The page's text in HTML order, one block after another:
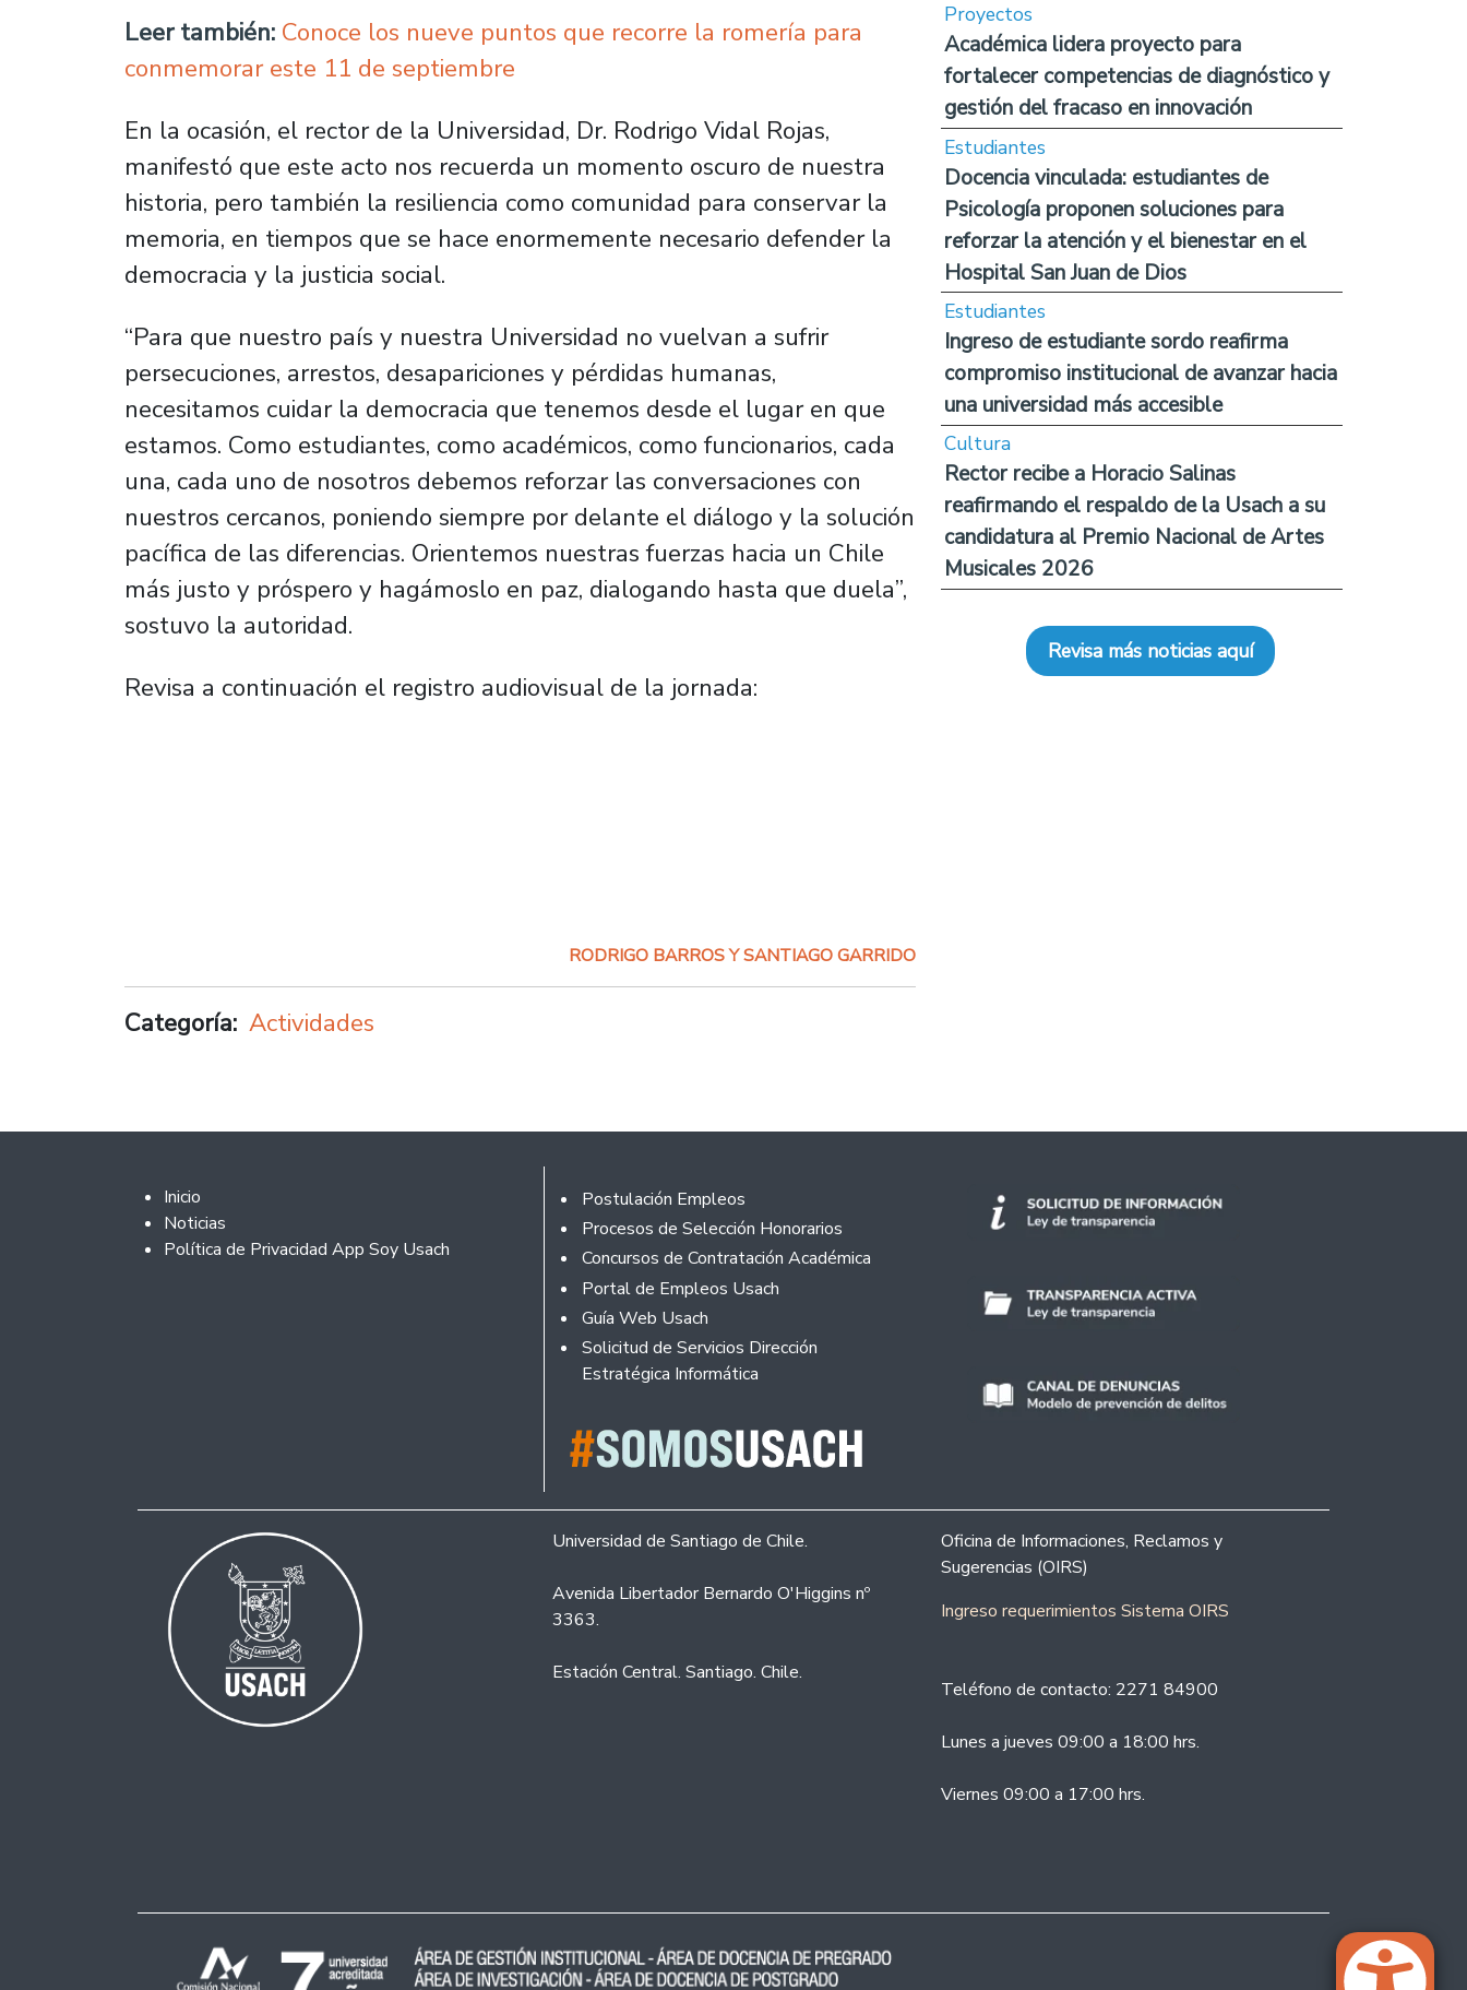
Leer también: Conoce los nueve puntos que recorre la romería para
conmemorar este 11 de septiembre
En la ocasión, el rector de la Universidad, Dr. Rodrigo Vidal Rojas,
manifestó que este acto nos recuerda un momento oscuro de nuestra
historia, pero también la resiliencia como comunidad para conservar la
memoria, en tiempos que se hace enormemente necesario defender la
democracia y la justicia social.
“Para que nuestro país y nuestra Universidad no vuelvan a sufrir
persecuciones, arrestos, desapariciones y pérdidas humanas,
necesitamos cuidar la democracia que tenemos desde el lugar en que
estamos. Como estudiantes, como académicos, como funcionarios, cada
una, cada uno de nosotros debemos reforzar las conversaciones con
nuestros cercanos, poniendo siempre por delante el diálogo y la solución
pacífica de las diferencias. Orientemos nuestras fuerzas hacia un Chile
más justo y próspero y hagámoslo en paz, dialogando hasta que duela”,
sostuvo la autoridad.
Revisa a continuación el registro audiovisual de la jornada:
RODRIGO BARROS Y SANTIAGO GARRIDO
Categoría Actividades
Proyectos
Académica lidera proyecto para
fortalecer competencias de diagnóstico y
gestión del fracaso en innovación
Estudiantes
Docencia vinculada: estudiantes de
Psicología proponen soluciones para
reforzar la atención y el bienestar en el
Hospital San Juan de Dios
Estudiantes
Ingreso de estudiante sordo reafirma
compromiso institucional de avanzar hacia
una universidad más accesible
Cultura
Rector recibe a Horacio Salinas
reafirmando el respaldo de la Usach a su
candidatura al Premio Nacional de Artes
Musicales 2026
Revisa más noticias aquí
Footer 2
Inicio
Noticias
Política de Privacidad App Soy Usach
Footer
Postulación Empleos
Procesos de Selección Honorarios
Concursos de Contratación Académica
Portal de Empleos Usach
Guía Web Usach
Solicitud de Servicios Dirección
Estratégica Informática
Universidad de Santiago de Chile.
Avenida Libertador Bernardo O'Higgins nº
3363.
Estación Central. Santiago. Chile.
Oficina de Informaciones, Reclamos y
Sugerencias (OIRS)
Ingreso requerimientos Sistema OIRS
Teléfono de contacto: 2271 84900
Lunes a jueves 09:00 a 18:00 hrs.
Viernes 09:00 a 17:00 hrs.